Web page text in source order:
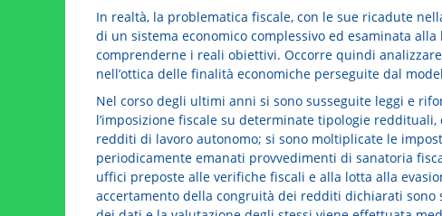
In realtà, la problematica fiscale, con le sue ricadute
di un sistema economico complessivo ed esaminata
comprenderne i reali obiettivi. Occorre quindi
nell’ottica delle finalità economiche perseguite dal
Nel corso degli ultimi anni si sono susseguite leggi e
l’imposizione fiscale su determinate tipologie
redditi di lavoro autonomo; si sono moltiplicate le
periodicamente emanati provvedimenti di sanatoria
uffici preposte alle verifiche fiscali e alla lotta alla
accertamento della congruità dei redditi dichiarati